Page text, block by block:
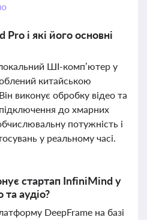
і які його основні
ШІ-комп’ютер у
китайською
виконує обробку відео та
до хмарних
потужність і
у реальному часі.
стартап InfiniMind у
та аудіо?
DeepFrame на базі